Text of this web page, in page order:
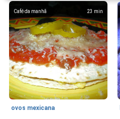
23 min
Café da manhã
ovos mexicana